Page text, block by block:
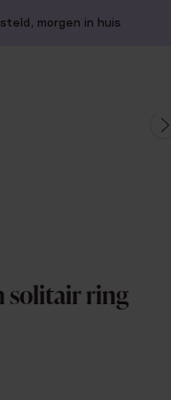
morgen in huis
solitair ring